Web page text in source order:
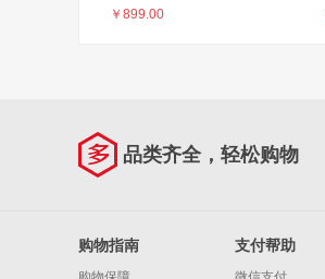
音调控 此幕布长约3米，购前
￥ 899.00
品类齐全，轻松购物
购物指南 支付帮助